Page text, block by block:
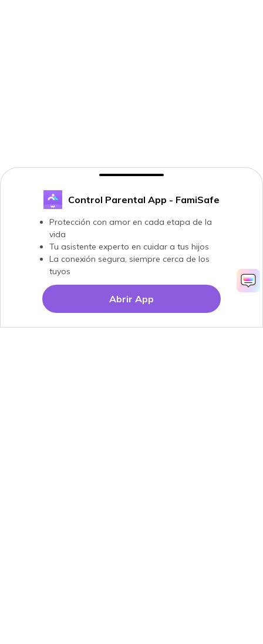
Control Parental App - FamiSafe
Protección con amor en cada etapa de la
vida
Tu asistente experto en cuidar a tus hijos
La conexión segura, siempre cerca de los
tuyos
Abrir App